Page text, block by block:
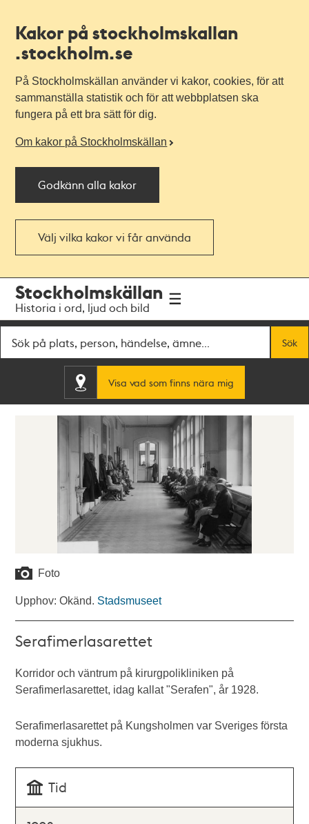
Kakor på stockholmskallan
.stockholm.se
På Stockholmskällan använder vi kakor, cookies, för att
sammanställa statistik och för att webbplatsen ska
fungera på ett bra sätt för dig.
Om kakor på Stockholmskällan
Godkänn alla kakor
Välj vilka kakor vi får använda
navigationen
huvudinnehållet
Stockholmskällan
Historia i ord, ljud och bild
Sök
Visa vad som finns nära mig
Foto
Upphov: Okänd. Stadsmuseet
Serafimerlasarettet
Korridor och väntrum på kirurgpolikliniken på
Serafimerlasarettet, idag kallat "Serafen", år 1928.
Serafimerlasarettet på Kungsholmen var Sveriges första
moderna sjukhus.
Tid